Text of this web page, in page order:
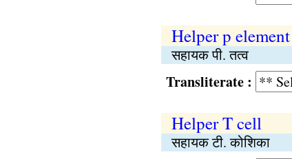
Helper p element
सहायक पी. तत्व
Transliterate :
Helper T cell
सहायक टी. कोशिका